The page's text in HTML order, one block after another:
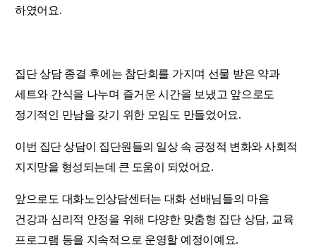
하였어요.
집단 상담 종결 후에는 참단회를 가지며 선물 받은 약과
세트와 간식을 나누며 즐거운 시간을 보냈고 앞으로도
정기적인 만남을 갖기 위한 모임도 만들었어요.
이번 집단 상담이 집단원들의 일상 속 긍정적 변화와 사회적
지지망을 형성되는데 큰 도움이 되었어요.
앞으로도 대화노인상담센터는 대화 선배님들의 마음
건강과 심리적 안정을 위해 다양한 맞춤형 집단 상담, 교육
프로그램 등을 지속적으로 운영할 예정이예요.